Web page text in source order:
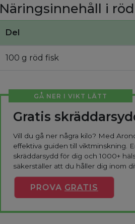
Näringsinnehåll i
Del
100 g röd fisk
GÅ NER I VIKT LÄTT
Gratis
Vill du gå ner några kilo? Med
effektiva guiden till viktminskning.
skräddarsydd för dig och 1000+
säkerställer att du håller dig inom
PROVA GRATIS